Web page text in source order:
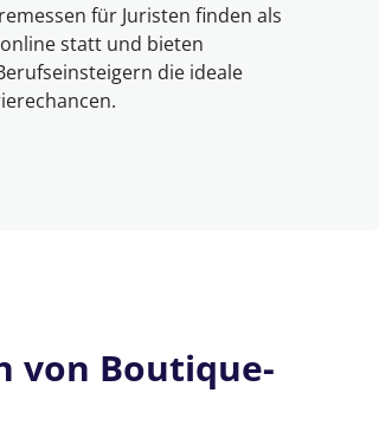
für Juristen finden als
statt und bieten
die ideale
von Boutique-